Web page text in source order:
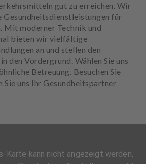
gut zu erreichen. Wir
Gesundheitsdienstleistungen für
Mit moderner Technik und
bieten wir vielfältige
an und stellen den
den Vordergrund. Wählen Sie uns
Betreuung. Besuchen Sie
Sie uns Ihr Gesundheitspartner
Karte kann nicht angezeigt werden,